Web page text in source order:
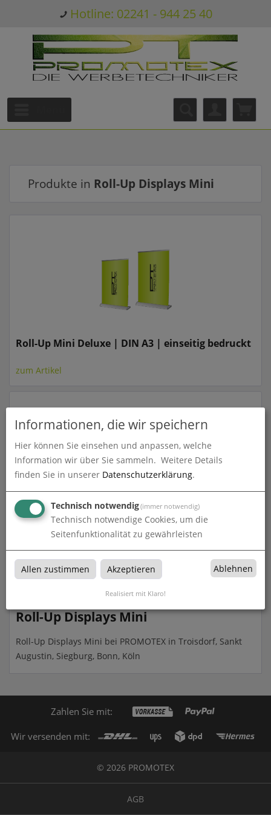
Hotline: 02241 - 944 25 40
Produkte in Roll-Up Displays Mini
Roll-Up Mini Deluxe | DIN A3 | einseitig bedruckt
zum Artikel
Roll-Up Mini Deluxe | DIN A4 | einseitig bedruckt
Roll-Up Displays Mini
Roll-Up Displays Mini bei PROMOTEX in Troisdorf, Sankt
Augustin, Siegburg, Bonn, Köln
Zahlen Sie mit:
Wir versenden mit:
© 2026 PROMOTEX
AGB
Informationen, die wir speichern
Hier können Sie einsehen und anpassen, welche
Information wir über Sie sammeln. Weitere Details
finden Sie in unserer Datenschutzerklärung.
Technisch notwendig(immer notwendig)
Technisch notwendige Cookies, um die
Seitenfunktionalität zu gewährleisten
Allen zustimmen Akzeptieren Ablehnen
Realisiert mit Klaro!